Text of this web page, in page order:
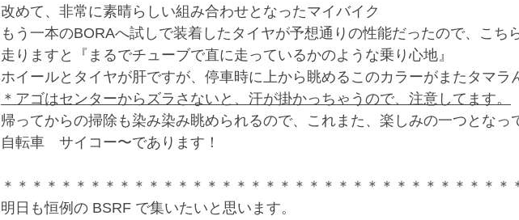
改めて、非常に素晴らしい組み合わせとなったマイバイク
もう一本のBORAへ試しで装着したタイヤが予想通りの性能だったので、こち
走りますと『まるでチューブで直に走っているかのような乗り心地』
ホイールとタイヤが肝ですが、停車時に上から眺めるこのカラーがまたタマラ
＊アゴはセンターからズラさないと、汗が掛かっちゃうので、注意してます。
帰ってからの掃除も染み染み眺められるので、これまた、楽しみの一つとなっ
自転車　サイコー〜であります！
＊＊＊＊＊＊＊＊＊＊＊＊＊＊＊＊＊＊＊＊＊＊＊＊＊＊＊＊＊＊＊＊＊＊＊
明日も恒例の BSRF で集いたいと思います。